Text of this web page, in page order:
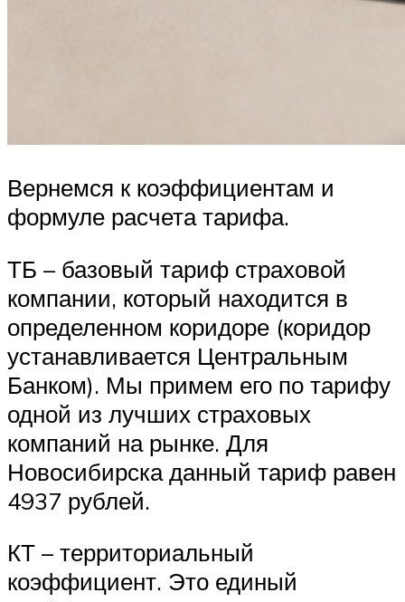
Вернемся к коэффициентам и
формуле расчета тарифа.
ТБ – базовый тариф страховой
компании, который находится в
определенном коридоре (коридор
устанавливается Центральным
Банком). Мы примем его по тарифу
одной из лучших страховых
компаний на рынке. Для
Новосибирска данный тариф равен
4937 рублей.
КТ – территориальный
коэффициент. Это единый